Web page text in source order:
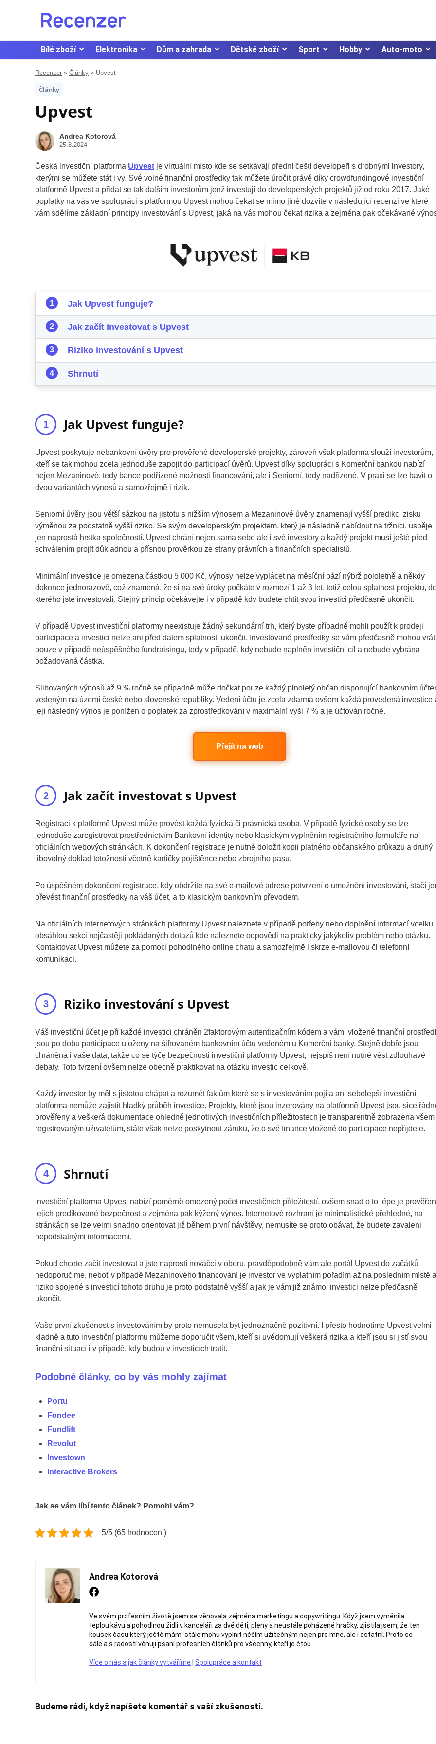
Bílé zboží Elektronika Dům a zahrada Dětské zboží Sport Hobby Auto-moto
Recenzer » Články » Upvest
Články
Upvest
Andrea Kotorová
25.8.2024
Česká investiční platforma Upvest je virtuální místo kde se setkávají přední čeští developeři s drobnými investory,
kterými se můžete stát i vy. Své volné finanční prostředky tak můžete úročit právě díky crowdfundingové investiční
platformě Upvest a přidat se tak dalším investorům jenž investují do developerských projektů již od roku 2017. Jaké
poplatky na vás ve spolupráci s platformou Upvest mohou čekat se mimo jiné dozvíte v následující recenzi ve které
vám sdělíme základní principy investování s Upvest, jaká na vás mohou čekat rizika a zejména pak očekávané
Jak Upvest funguje?
Jak začít investovat s Upvest
Riziko investování s Upvest
Shrnutí
Jak Upvest funguje?
Upvest poskytuje nebankovní úvěry pro prověřené developerské projekty, zároveň však platforma slouží investorům,
kteří se tak mohou zcela jednoduše zapojit do participací úvěrů. Upvest díky spolupráci s Komerční bankou nabízí
nejen Mezaninové, tedy bance podřízené možnosti financování, ale i Seniorní, tedy nadřízené. V praxi se lze bavit o
dvou variantách výnosů a samozřejmě i rizik.
Seniorní úvěry jsou větší sázkou na jistotu s nižším výnosem a Mezaninové úvěry znamenají vyšší predikci zisku
výměnou za podstatně vyšší riziko. Se svým developerským projektem, který je následně nabídnut na tržnici, uspěje
jen naprostá hrstka společností. Upvest chrání nejen sama sebe ale i své investory a každý projekt musí ještě před
schválením projít důkladnou a přísnou prověrkou ze strany právních a finančních specialistů.
Minimální investice je omezena částkou 5 000 Kč, výnosy nelze vyplácet na měsíční bází nýbrž pololetně a někdy
dokonce jednorázově, což znamená, že si na své úroky počkáte v rozmezí 1 až 3 let, totiž celou splatnost projektu,
kterého jste investovali. Stejný princip očekávejte i v případě kdy budete chtít svou investici předčasně ukončit.
V případě Upvest investiční platformy neexistuje žádný sekundární trh, který byste případně mohli použít k prodeji
participace a investici nelze ani před datem splatnosti ukončit. Investované prostředky se vám předčasně mohou
pouze v případě neúspěšného fundraisingu, tedy v případě, kdy nebude naplněn investiční cíl a nebude vybrána
požadovaná částka.
Slibovaných výnosů až 9 % ročně se případně může dočkat pouze každý plnoletý občan disponující bankovním
vedeným na území české nebo slovenské republiky. Vedení účtu je zcela zdarma ovšem každá provedená investice
její následný výnos je ponížen o poplatek za zprostředkování v maximální výši 7 % a je účtován ročně.
Přejít na web
Jak začít investovat s Upvest
Registraci k platformě Upvest může provést každá fyzická či právnická osoba. V případě fyzické osoby se lze
jednoduše zaregistrovat prostřednictvím Bankovní identity nebo klasickým vyplněním registračního formuláře na
oficiálních webových stránkách. K dokončení registrace je nutné doložit kopii platného občanského průkazu a druhý
libovolný doklad totožnosti včetně kartičky pojištěnce nebo zbrojního pasu.
Po úspěšném dokončení registrace, kdy obdržíte na své e-mailové adrese potvrzení o umožnění investování, stačí
převést finanční prostředky na váš účet, a to klasickým bankovním převodem.
Na oficiálních internetových stránkách platformy Upvest naleznete v případě potřeby nebo doplnění informací vcelku
obsáhlou sekci nejčastěji pokládaných dotazů kde naleznete odpovědi na prakticky jakýkoliv problém nebo otázku.
Kontaktovat Upvest můžete za pomocí pohodlného online chatu a samozřejmě i skrze e-mailovou či telefonní
komunikaci.
Riziko investování s Upvest
Váš investiční účet je při každé investici chráněn 2faktorovým autentizačním kódem a vámi vložené finanční
jsou po dobu participace uloženy na šifrovaném bankovním účtu vedeném u Komerční banky. Stejně dobře jsou
chráněna i vaše data, takže co se týče bezpečnosti investiční platformy Upvest, nejspíš není nutné vést zdlouhavé
debaty. Toto tvrzení ovšem nelze obecně praktikovat na otázku investic celkově.
Každý investor by měl s jistotou chápat a rozumět faktům které se s investováním pojí a ani sebelepší investiční
platforma nemůže zajistit hladký průběh investice. Projekty, které jsou inzerovány na platformě Upvest jsou sice
prověřeny a veškerá dokumentace ohledně jednotlivých investičních příležitostech je transparentně zobrazena všem
registrovaným uživatelům, stále však nelze poskytnout záruku, že o své finance vložené do participace nepřijdete.
Shrnutí
Investiční platforma Upvest nabízí poměrně omezený počet investičních příležitostí, ovšem snad o to lépe je
jejich predikované bezpečnost a zejména pak kýžený výnos. Internetové rozhraní je minimalistické přehledné, na
stránkách se lze velmi snadno orientovat již během první návštěvy, nemusíte se proto obávat, že budete zavaleni
nepodstatnými informacemi.
Pokud chcete začít investovat a jste naprostí nováčci v oboru, pravděpodobně vám ale portál Upvest do začátků
nedoporučíme, neboť v případě Mezaninového financování je investor ve výplatním pořadím až na posledním místě a
riziko spojené s investicí tohoto druhu je proto podstatně vyšší a jak je vám již známo, investici nelze předčasně
ukončit.
Vaše první zkušenost s investováním by proto nemusela být jednoznačně pozitivní. I přesto hodnotíme Upvest velmi
kladně a tuto investiční platformu můžeme doporučit všem, kteří si uvědomují veškerá rizika a kteří jsou si jistí svou
finanční situací i v případě, kdy budou v investicích tratit.
Podobné články, co by vás mohly zajímat
Portu
Fondee
Fundlift
Revolut
Investown
Interactive Brokers
Jak se vám líbí tento článek? Pomohl vám?
5/5 (65 hodnocení)
Andrea Kotorová
Ve svém profesním životě jsem se věnovala zejména marketingu a copywritingu. Když jsem vyměnila
teplou kávu a pohodlnou židli v kanceláři za dvě děti, pleny a neustále poházené hračky, zjistila jsem, že ten
kousek času který ještě mám, stále mohu vyplnit něčím užitečným nejen pro mne, ale i ostatní. Proto se
dále a s radostí věnuji psaní profesních článků pro všechny, kteří je čtou.
Více o nás a jak články vytváříme Spolupráce a kontakt
Budeme rádi, když napíšete komentář s vaší zkušeností.